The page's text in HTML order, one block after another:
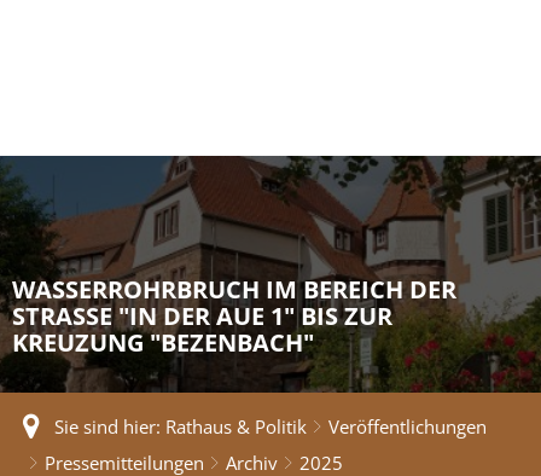
WASSERROHRBRUCH IM BEREICH DER
STRASSE "IN DER AUE 1" BIS ZUR K
REUZUNG "BEZENBACH"
Sie sind hier: Rathaus & Politik
Veröffentlichungen
Pressemitteilungen
Archiv
2025